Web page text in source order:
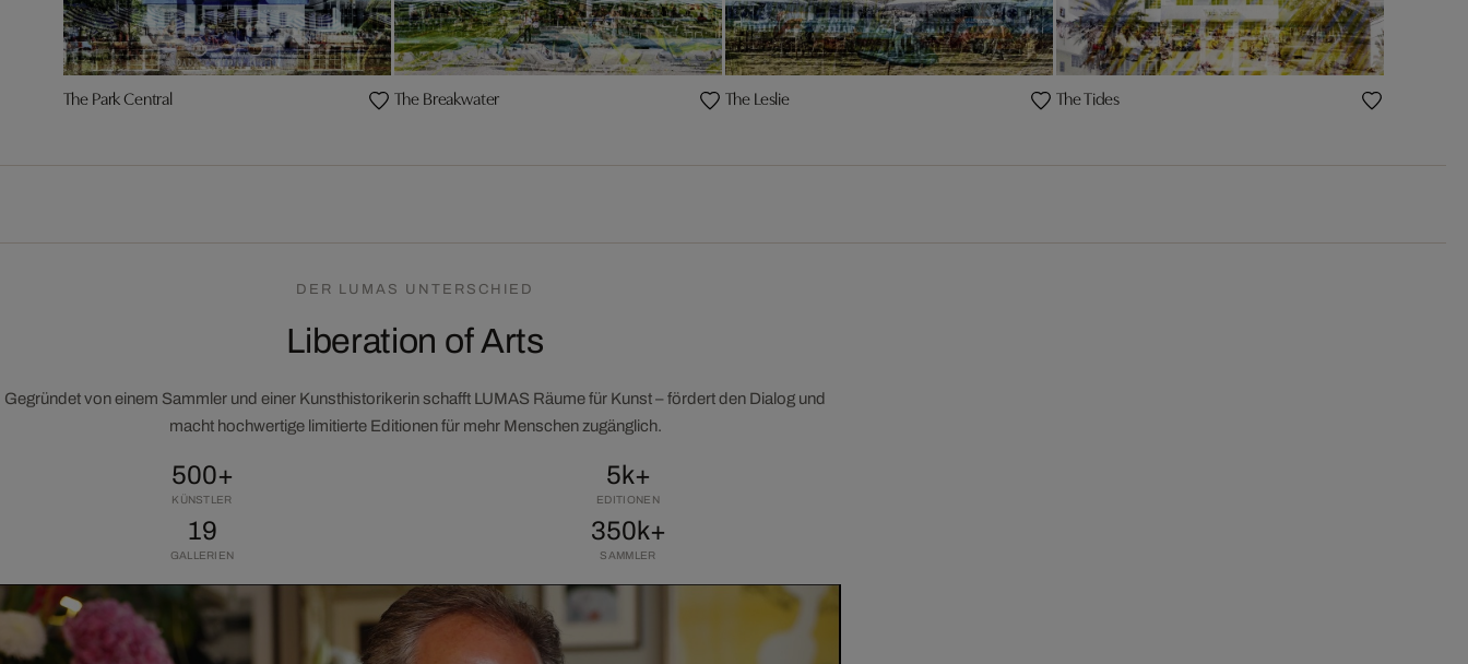
The Park Central The Breakwater The Leslie The Tides
DER LUMAS UNTERSCHIED
Liberation of Arts
Gegründet von einem Sammler und einer Kunsthistorikerin schafft LUMAS Räume für Kunst – fördert den Dialog und
macht hochwertige limitierte Editionen für mehr Menschen zugänglich.
500+
KÜNSTLER
5k+
EDITIONEN
19
GALLERIEN
350k+
SAMMLER